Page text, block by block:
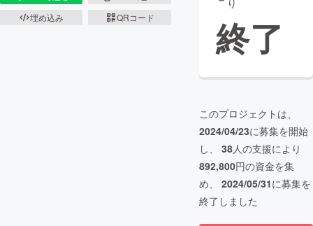
埋め込み
QRコード
り
終了
このプロジェクトは、
2024/04/23に募集を開始
し、 38人の支援により
892,800円の資金を集
め、 2024/05/31に募集を
終了しました